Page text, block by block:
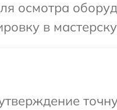
осмотра
в